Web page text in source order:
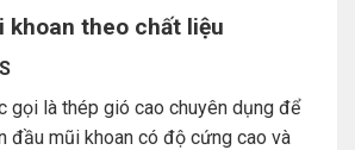
khoan theo chất liệu
gọi là thép gió cao chuyên dụng để
đầu mũi khoan có độ cứng cao và